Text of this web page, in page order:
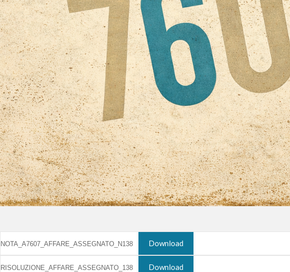
NOTA_A7607_AFFARE_ASSEGNATO_N138 Download
RISOLUZIONE_AFFARE_ASSEGNATO_138 Download